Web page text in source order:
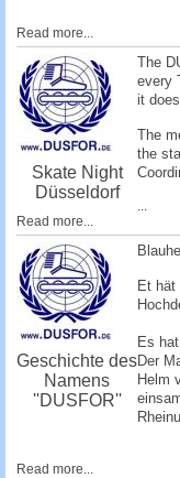
Read more...
Skate Night
Düsseldorf
The
every
it
The
the
...
Read more...
Geschichte des
Namens
''DUSFOR''
Et
Es
Der
Helm
Read more...